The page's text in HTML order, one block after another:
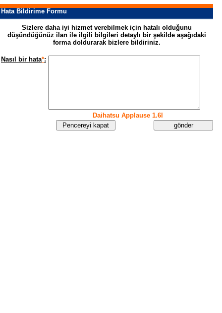
Hata Bildirime Formu
Sizlere daha iyi hizmet verebilmek için hatalı olduğunu
düşündüğünüz ilan ile ilgili bilgileri detaylı bir şekilde aşağıdaki
forma doldurarak bizlere bildiriniz.
Nasıl bir hata*:
Daihatsu Applause 1.6l